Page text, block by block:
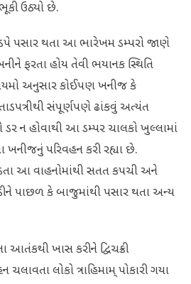
ઉઠ્યો છે.
પસાર થતા આ ભારેખમ ડમ્પરો જાણે
ફરતા હોય તેવી ભયાનક સ્થિતિ
અનુસાર કોઈપણ ખનીજ કે
સંપૂર્ણપણે ઢાંકવું અત્યંત
ડર ન હોવાથી આ ડમ્પર ચાલકો ખુલ્લામાં
ખનીજનું પરિવહન કરી રહ્યા છે.
આ વાહનોમાંથી સતત કપચી અને
પાછળ કે બાજુમાંથી પસાર થતા અન્ય
આતંકથી ખાસ કરીને દ્વિચક્રી
લોકો ત્રાહિમામ્ પોકારી ગયા